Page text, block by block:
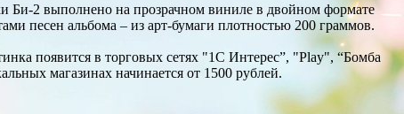
Би-2 выполнено на прозрачном виниле в двойном формате
песен альбома – из арт-бумаги плотностью 200 граммов.
появится в торговых сетях "1С Интерес”, "Play", “Бомба
магазинах начинается от 1500 рублей.